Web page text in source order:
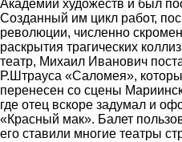
Академии художеств и был
Созданный им цикл работ,
революции, численно
раскрытия трагических
театр, Михаил Иванович
Р.Штрауса «Саломея»,
перенесен со сцены
где отец вскоре задумал и
«Красный мак». Балет
его ставили многие театры